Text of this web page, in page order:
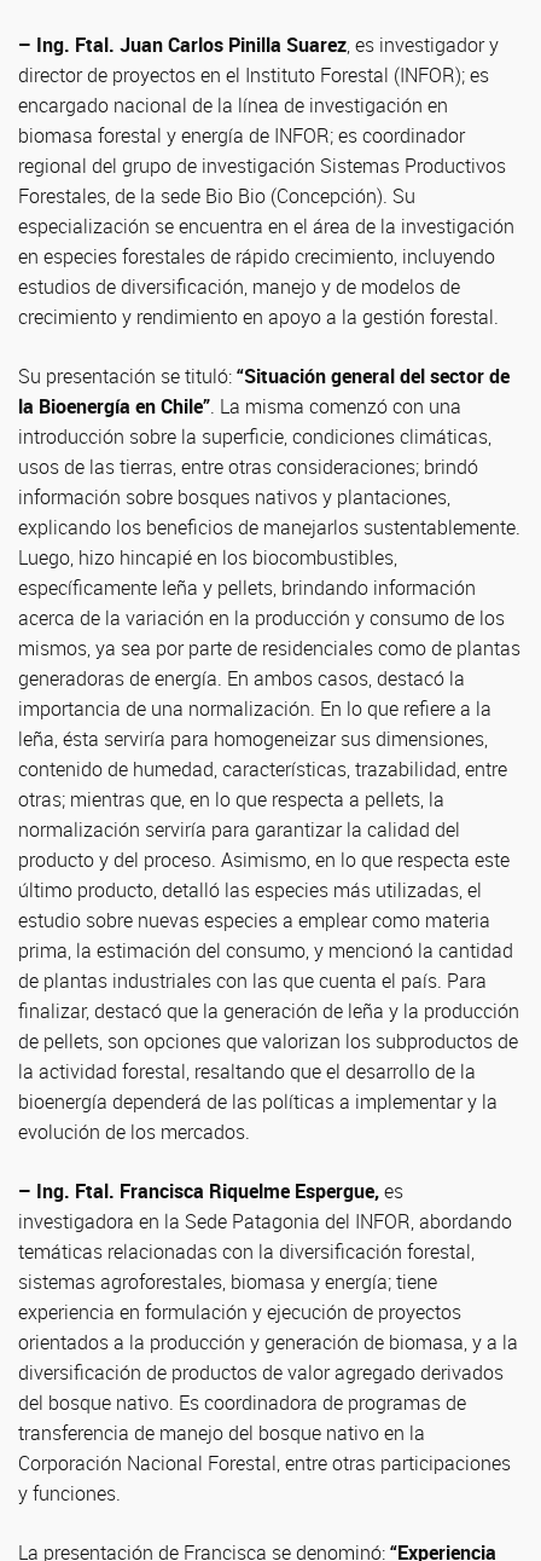
– Ing. Ftal. Juan Carlos Pinilla Suarez, es investigador y
director de proyectos en el Instituto Forestal (INFOR); es
encargado nacional de la línea de investigación en
biomasa forestal y energía de INFOR; es coordinador
regional del grupo de investigación Sistemas Productivos
Forestales, de la sede Bio Bio (Concepción). Su
especialización se encuentra en el área de la investigación
en especies forestales de rápido crecimiento, incluyendo
estudios de diversificación, manejo y de modelos de
crecimiento y rendimiento en apoyo a la gestión forestal.
Su presentación se tituló:“Situación general del sector de
la Bioenergía en Chile”. La misma comenzó con una
introducción sobre la superficie, condiciones climáticas,
usos de las tierras, entre otras consideraciones; brindó
información sobre bosques nativos y plantaciones,
explicando los beneficios de manejarlos sustentablemente.
Luego, hizo hincapié en los biocombustibles,
específicamente leña y pellets, brindando información
acerca de la variación en la producción y consumo de los
mismos, ya sea por parte de residenciales como de plantas
generadoras de energía. En ambos casos, destacó la
importancia de una normalización. En lo que refiere a la
leña, ésta serviría para homogeneizar sus dimensiones,
contenido de humedad, características, trazabilidad, entre
otras; mientras que, en lo que respecta a pellets, la
normalización serviría para garantizar la calidad del
producto y del proceso. Asimismo, en lo que respecta este
último producto, detalló las especies más utilizadas, el
estudio sobre nuevas especies a emplear como materia
prima, la estimación del consumo, y mencionó la cantidad
de plantas industriales con las que cuenta el país. Para
finalizar, destacó que la generación de leña y la producción
de pellets, son opciones que valorizan los subproductos de
la actividad forestal, resaltando que el desarrollo de la
bioenergía dependerá de las políticas a implementar y la
evolución de los mercados.
– Ing. Ftal. Francisca Riquelme Espergue,es
investigadora en la Sede Patagonia del INFOR, abordando
temáticas relacionadas con la diversificación forestal,
sistemas agroforestales, biomasa y energía; tiene
experiencia en formulación y ejecución de proyectos
orientados a la producción y generación de biomasa, y a la
diversificación de productos de valor agregado derivados
del bosque nativo. Es coordinadora de programas de
transferencia de manejo del bosque nativo en la
Corporación Nacional Forestal, entre otras participaciones
y funciones.
La presentación de Francisca se denominó:“Experiencia